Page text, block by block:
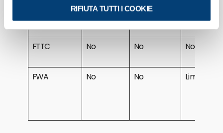
RIFIUTA TUTTI I COOKIE
FTTC
No No No
FWA
No No Limitato